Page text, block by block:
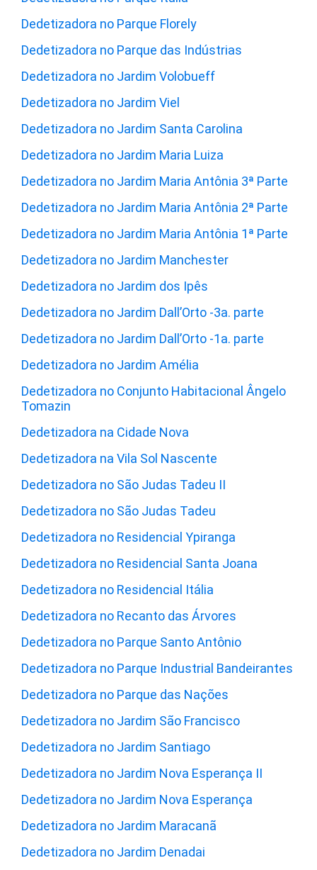
Dedetizadora no Parque Florely
Dedetizadora no Parque das Indústrias
Dedetizadora no Jardim Volobueff
Dedetizadora no Jardim Viel
Dedetizadora no Jardim Santa Carolina
Dedetizadora no Jardim Maria Luiza
Dedetizadora no Jardim Maria Antônia 3ª Parte
Dedetizadora no Jardim Maria Antônia 2ª Parte
Dedetizadora no Jardim Maria Antônia 1ª Parte
Dedetizadora no Jardim Manchester
Dedetizadora no Jardim dos Ipês
Dedetizadora no Jardim Dall’Orto -3a. parte
Dedetizadora no Jardim Dall’Orto -1a. parte
Dedetizadora no Jardim Amélia
Dedetizadora no Conjunto Habitacional Ângelo
Tomazin
Dedetizadora na Cidade Nova
Dedetizadora na Vila Sol Nascente
Dedetizadora no São Judas Tadeu II
Dedetizadora no São Judas Tadeu
Dedetizadora no Residencial Ypiranga
Dedetizadora no Residencial Santa Joana
Dedetizadora no Residencial Itália
Dedetizadora no Recanto das Árvores
Dedetizadora no Parque Santo Antônio
Dedetizadora no Parque Industrial Bandeirantes
Dedetizadora no Parque das Nações
Dedetizadora no Jardim São Francisco
Dedetizadora no Jardim Santiago
Dedetizadora no Jardim Nova Esperança II
Dedetizadora no Jardim Nova Esperança
Dedetizadora no Jardim Maracanã
Dedetizadora no Jardim Denadai